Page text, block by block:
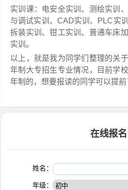
实训课：电安全实训、测绘实训
与调试实训、CAD实训、PLC实
拆装实训、钳工实训、普通车床
实训。
以上，就是我为同学们整理的关
年制大专招生专业情况，目前学
年制的，想要报读的同学可以提前
在线报名
姓名：
年级：